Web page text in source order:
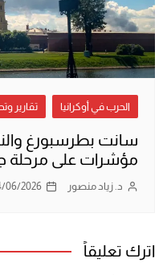
الحرب في أوكرانيا تقارير
سانت بطرسبورغ
مؤشرات على مرحلة
د. زياد منصور 06/2026
اترك تعليقاً